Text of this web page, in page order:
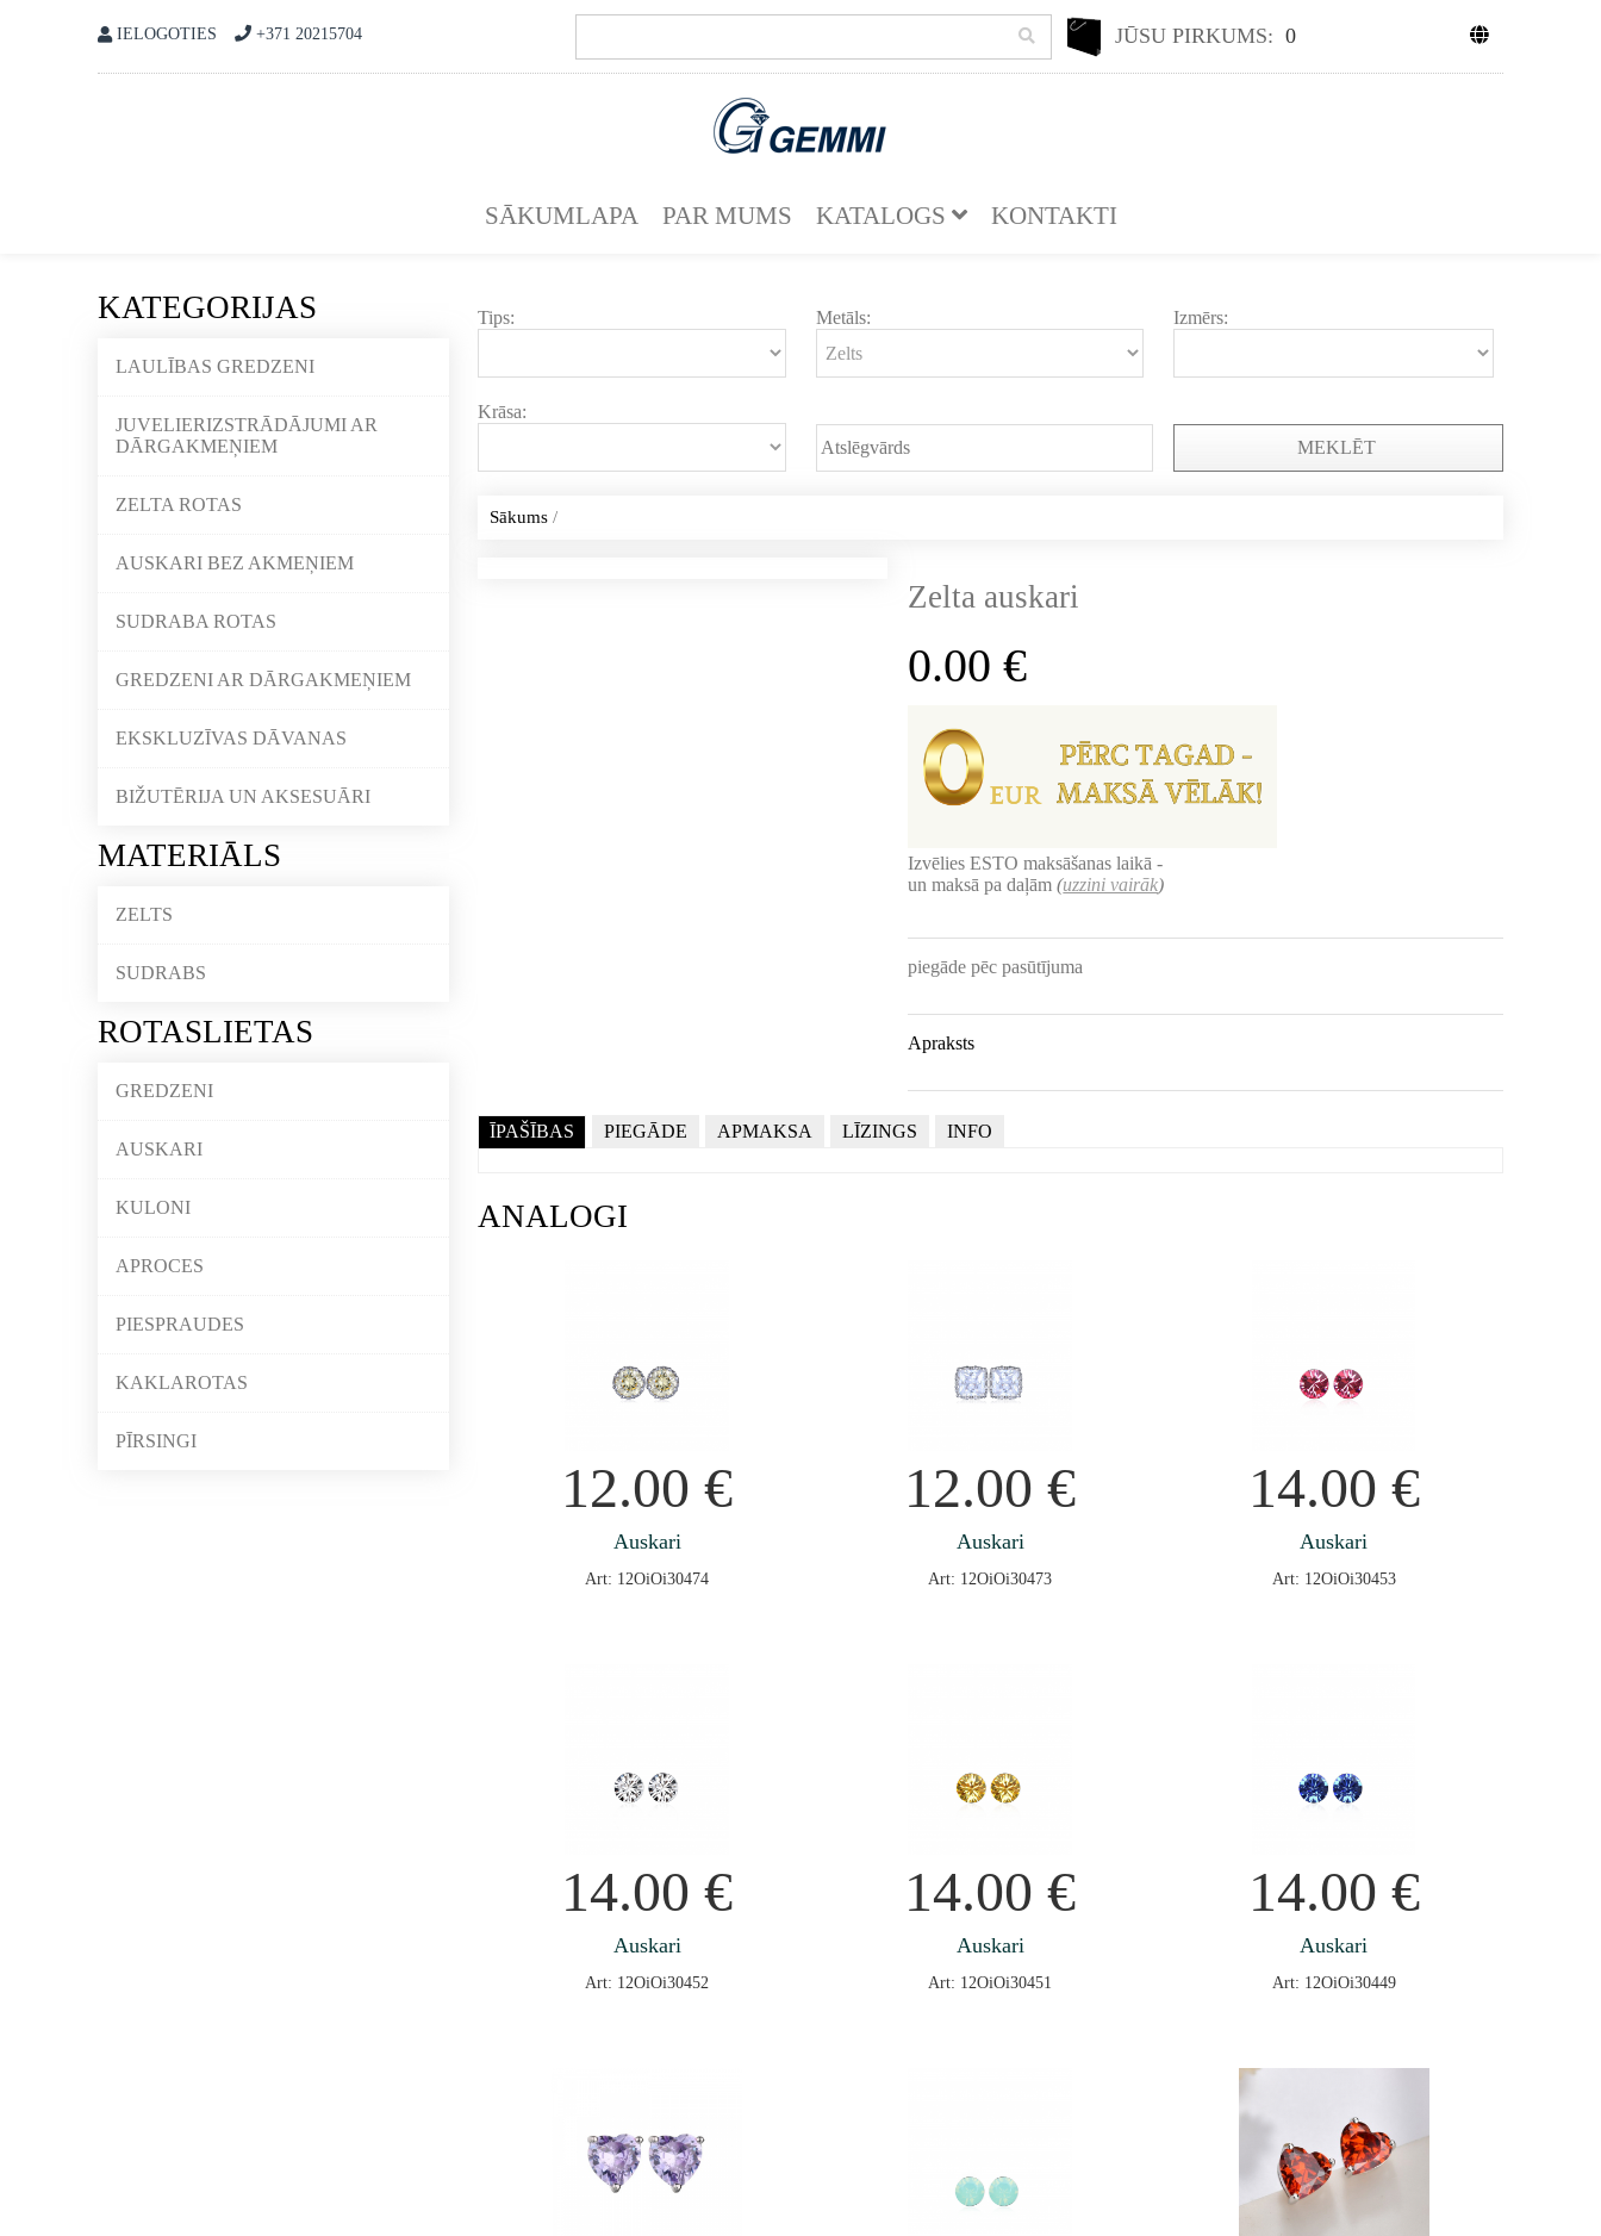
IELOGOTIES +371 20215704 JŪSU PIRKUMS: 0
SĀKUMLAPA PAR MUMS KATALOGS KONTAKTI
KATEGORIJAS
LAULĪBAS GREDZENI
JUVELIERIZSTRĀDĀJUMI AR
DĀRGAKMEŅIEM
ZELTA ROTAS
AUSKARI BEZ AKMEŅIEM
SUDRABA ROTAS
GREDZENI AR DĀRGAKMEŅIEM
EKSKLUZĪVAS DĀVANAS
BIŽUTĒRIJA UN AKSESUĀRI
MATERIĀLS
ZELTS
SUDRABS
ROTASLIETAS
GREDZENI
AUSKARI
KULONI
APROCES
PIESPRAUDES
KAKLAROTAS
PĪRSINGI
Tips: Metāls: Izmērs:
Krāsa:
MEKLĒT
Sākums/
Zelta auskari
0.00€
Izvēlies ESTO maksāšanas laikā -
un maksā pa daļām(uzzini vairāk)
piegāde pēc pasūtījuma
Apraksts
ĪPAŠĪBAS PIEGĀDE APMAKSA LĪZINGS INFO
ANALOGI
12.00€
Auskari
Art: 12OiOi30474
12.00€
Auskari
Art: 12OiOi30473
14.00 €
Auskari
Art: 12OiOi30453
14.00€
Auskari
Art: 12OiOi30452
14.00€
Auskari
Art: 12OiOi30451
14.00 €
Auskari
Art: 12OiOi30449